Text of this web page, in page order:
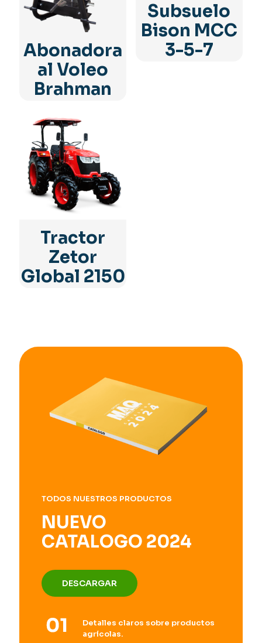
Abonadora
al Voleo
Brahman
Subsuelo
Bison MCC
3-5-7
Tractor
Zetor
Global 2150
TODOS NUESTROS PRODUCTOS
NUEVO
CATALOGO 2024
DESCARGAR
Detalles claros sobre productos
agrícolas.